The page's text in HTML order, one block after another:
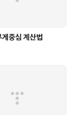
중심 계산법